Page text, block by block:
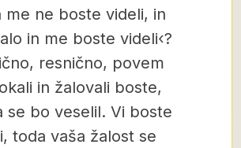
me ne boste videli, in
in me boste videli‹?
resnično, povem
in žalovali boste,
se bo veselil. Vi boste
toda vaša žalost se